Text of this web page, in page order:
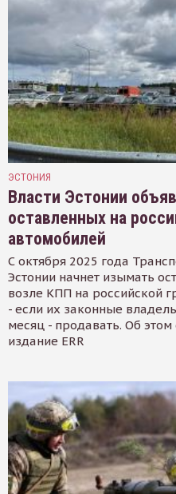
ЭСТОНИЯ
Власти Эстонии
оставленных на
автомобилей
С октября 2025 года
Эстонии начнет изымать
возле КПП на российской
- если их законные
месяц - продавать. Об
издание ERR